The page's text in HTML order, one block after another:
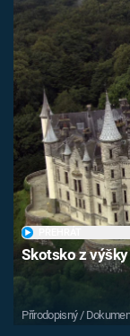
Skotsko z výšky
Přírodopisný /